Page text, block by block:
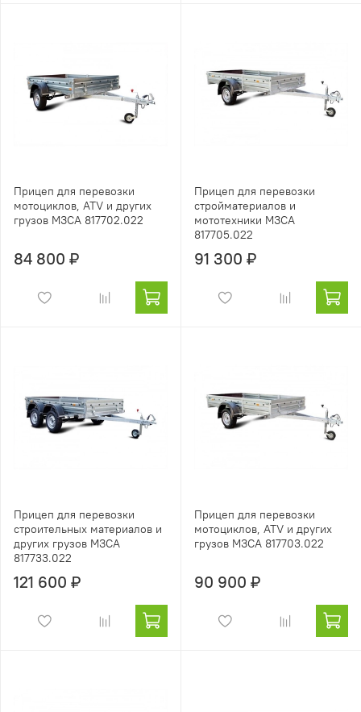
Прицеп для перевозки
мотоциклов, ATV и других
грузов МЗСА 817702.022
84 800 ₽
Прицеп для перевозки
стройматериалов и
мототехники МЗСА
817705.022
91 300 ₽
Прицеп для перевозки
строительных материалов и
других грузов МЗСА
817733.022
121 600 ₽
Прицеп для перевозки
мотоциклов, ATV и других
грузов МЗСА 817703.022
90 900 ₽